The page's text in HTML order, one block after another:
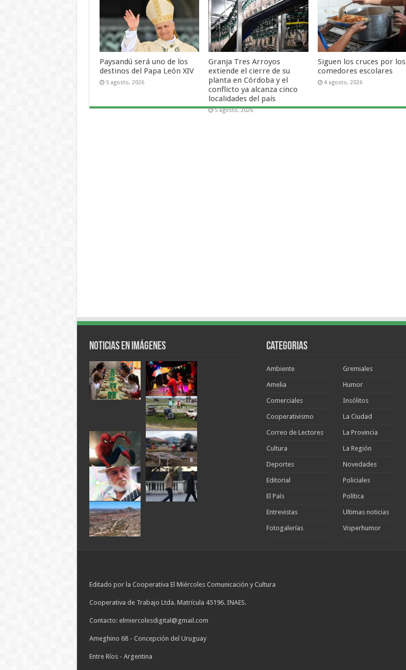
Paysandú será uno de los
destinos del Papa León XIV
5 agosto, 2026
Granja Tres Arroyos
extiende el cierre de su
planta en Córdoba y el
conflicto ya alcanza cinco
localidades del país
5 agosto, 2026
Siguen los cruces por los
comedores escolares
4 agosto, 2026
Noticias en Imágenes Categorias
Ambiente
Amelia
Comerciales
Cooperativismo
Correo de Lectores
Cultura
Deportes
Editorial
El País
Entrevistas
Fotogalerías
Gremiales
Humor
Insólitos
La Ciudad
La Provincia
La Región
Novedades
Policiales
Política
Ultimas noticias
Visperhumor
Editado por la Cooperativa El Miércoles Comunicación y Cultura
Cooperativa de Trabajo Ltda. Matrícula 45196. INAES.
Contacto: elmiercolesdigital@gmail.com
Ameghino 68 - Concepción del Uruguay
Entre Ríos - Argentina